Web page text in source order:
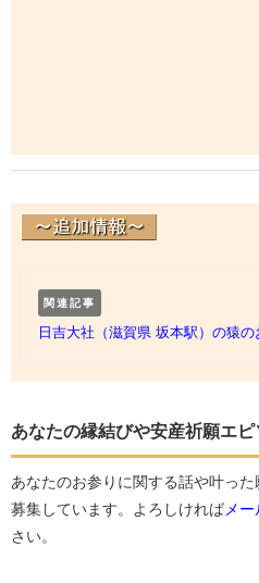
関連記事
日吉大社（滋賀県 坂本駅）の猿の
あなたの縁結びや安産祈願エピ
あなたのお参りに関する話や叶っ
募集しています。よろしければ メ
さい。